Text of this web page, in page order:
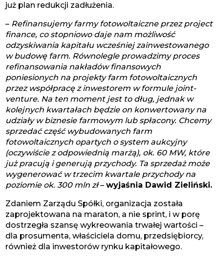
już plan redukcji zadłużenia.
– Refinansujemy farmy fotowoltaiczne przez project
finance, co stopniowo daje nam możliwość
odzyskiwania kapitału wcześniej zainwestowanego
w budowę farm. Równolegle prowadzimy proces
refinansowania nakładów finansowych
poniesionych na projekty farm fotowoltaicznych
przez współpracę z inwestorem w formule joint-
venture. Na ten moment jest to dług, jednak w
kolejnych kwartałach będzie on konwertowany na
udziały w biznesie farmowym lub spłacony. Chcemy
sprzedać część wybudowanych farm
fotowoltaicznych opartych o system aukcyjny
(oczywiście z odpowiednią marżą), ok. 60 MW, które
już pracują i generują przychody. Ta sprzedaż może
wygenerować w trzecim kwartale przychody na
poziomie ok. 300 mln zł–wyjaśnia Dawid Zieliński.
Zdaniem Zarządu Spółki, organizacja została
zaprojektowana na maraton, a nie sprint, i w porę
dostrzegła szansę wykreowania trwałej wartości –
dla prosumenta, właściciela domu, przedsiębiorcy,
również dla inwestorów rynku kapitałowego.